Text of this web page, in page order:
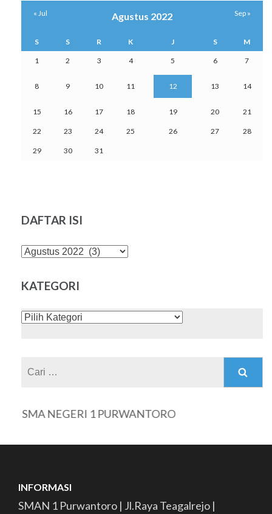
Agustus 2022
S S R K J S M
1 2 3 4 5 6 7
8 9 10 11 12 13 14
15 16 17 18 19 20 21
22 23 24 25 26 27 28
29 30 31
« Jul Sep »
DAFTAR ISI
DAFTAR
KATEGORI
KATEGORI
SMA NEGERI 1 PURWANTORO
INFORMASI
SMAN 1 Purwantoro | Jl.Raya Teagalrejo |